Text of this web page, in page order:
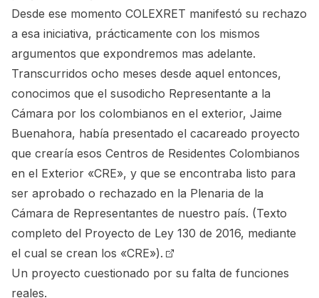
Desde ese momento COLEXRET manifestó su rechazo
a esa iniciativa, prácticamente con los mismos
argumentos que expondremos mas adelante.
Transcurridos ocho meses desde aquel entonces,
conocimos que el susodicho Representante a la
Cámara por los colombianos en el exterior, Jaime
Buenahora, había presentado el cacareado proyecto
que crearía esos Centros de Residentes Colombianos
en el Exterior «CRE», y que se encontraba listo para
ser aprobado o rechazado en la Plenaria de la
Cámara de Representantes de nuestro país. (Texto
completo del Proyecto de Ley 130 de 2016, mediante
el cual se crean los «CRE»).
Un proyecto cuestionado por su falta de funciones
reales.